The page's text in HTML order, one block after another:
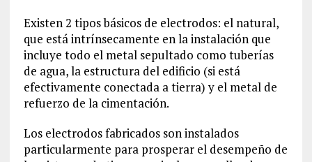
Existen 2 tipos básicos de electrodos: el natural,
que está intrínsecamente en la instalación que
incluye todo el metal sepultado como tuberías
de agua, la estructura del edificio (si está
efectivamente conectada a tierra) y el metal de
refuerzo de la cimentación.
Los electrodos fabricados son instalados
particularmente para prosperar el desempeño de